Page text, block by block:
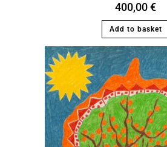
400,00€
Add to basket